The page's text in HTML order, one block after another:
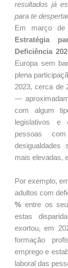
resultados já
para te
Em março de
Estratégia
Deficiência
Europa sem
plena
2023, cerca de
—
com algum
legislativos e
pessoas
desigualdades
mais elevadas,
Por exemplo,
adultos com
% entre os
estas
exortou, em
formação
emprego e
laboral das